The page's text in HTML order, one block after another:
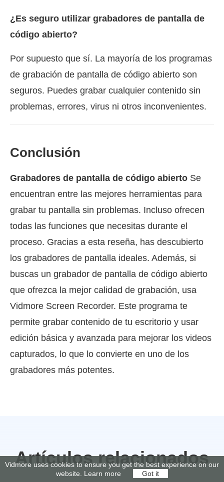
¿Es seguro utilizar grabadores de pantalla de
código abierto?
Por supuesto que sí. La mayoría de los programas
de grabación de pantalla de código abierto son
seguros. Puedes grabar cualquier contenido sin
problemas, errores, virus ni otros inconvenientes.
Conclusión
Grabadores de pantalla de código abierto Se
encuentran entre las mejores herramientas para
grabar tu pantalla sin problemas. Incluso ofrecen
todas las funciones que necesitas durante el
proceso. Gracias a esta reseña, has descubierto
los grabadores de pantalla ideales. Además, si
buscas un grabador de pantalla de código abierto
que ofrezca la mejor calidad de grabación, usa
Vidmore Screen Recorder. Este programa te
permite grabar contenido de tu escritorio y usar
edición básica y avanzada para mejorar los videos
capturados, lo que lo convierte en uno de los
grabadores más potentes.
Artículos relacionados
Vidmore uses cookies to ensure you get the best experience on our
website. Learn more Got it